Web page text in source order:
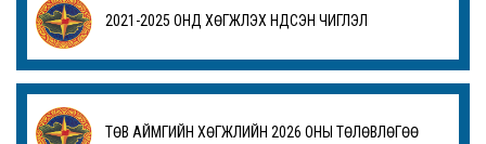
2021-2025 ОНД ХӨГЖҮҮЛЭХ ҮНДСЭН ЧИГЛЭЛ
ТӨВ АЙМГИЙН ХӨГЖЛИЙН 2026 ОНЫ ТӨЛӨВЛӨГӨӨ